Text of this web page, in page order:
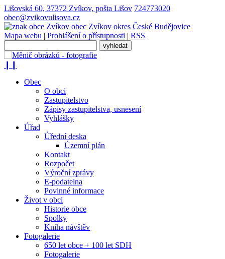
Lišovská 60, 37372 Zvíkov, pošta Lišov 724773020
obec@zvikovulisova.cz
obec Zvíkov okres České Budějovice
Mapa webu | Prohlášení o přístupnosti | RSS
Obec
O obci
Zastupitelstvo
Zápisy zastupitelstva, usnesení
Vyhlášky
Úřad
Úřední deska
Územní plán
Kontakt
Rozpočet
Výroční zprávy
E-podatelna
Povinné informace
Život v obci
Historie obce
Spolky
Kniha návštěv
Fotogalerie
650 let obce + 100 let SDH
Fotogalerie